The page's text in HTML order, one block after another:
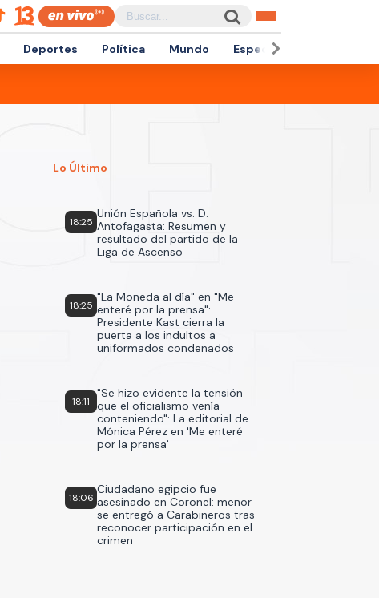
Deportes Política Mundo Espectáculos
Lo Último
18:25
Unión Española vs. D.
Antofagasta: Resumen y
resultado del partido de la
Liga de Ascenso
18:25
"La Moneda al día" en "Me
enteré por la prensa":
Presidente Kast cierra la
puerta a los indultos a
uniformados condenados
18:11
"Se hizo evidente la tensión
que el oficialismo venía
conteniendo": La editorial de
Mónica Pérez en 'Me enteré
por la prensa'
18:06
Ciudadano egipcio fue
asesinado en Coronel: menor
se entregó a Carabineros tras
reconocer participación en el
crimen